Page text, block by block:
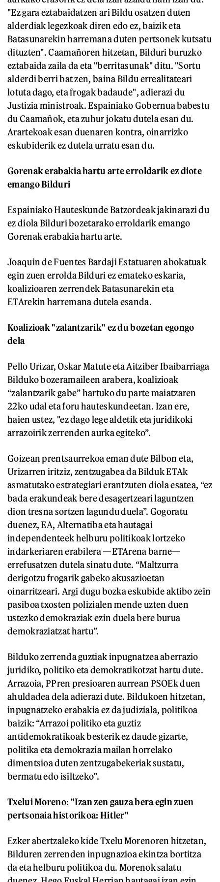
"Ez gara eztabaidatzen ari Bildu osatzen duten
alderdiak legezkoak diren edo ez, baizik eta
Batasunarekin harremana duten pertsonek kutsatu
dituzten". Caamañoren hitzetan, Bilduri buruzko
eztabaida zaila da eta "berritasunak" ditu. "Sortu
alderdi berri bat zen, baina Bildu errealitateari
lotuta dago, eta frogak badaude", adierazi du
Justizia ministroak. Espainiako Gobernua babestu
du Caamañok, eta zuhur jokatu dutela esan du.
Arartekoak esan duenaren kontra, oinarrizko
eskubiderik ez dutela urratu esan du.
Gorenak erabakia hartu arte erroldarik ez diote
emango Bilduri
Espainiako Hauteskunde Batzordeak jakinarazi du
ez diola Bilduri bozetarako erroldarik emango
Gorenak erabakia hartu arte.
Joaquin de Fuentes Bardaji Estatuaren abokatuak
egin zuen errolda Bilduri ez emateko eskaria,
koalizioaren zerrendek Batasunarekin eta
ETArekin harremana dutela esanda.
Koalizioak "zalantzarik" ez du bozetan egongo
dela
Pello Urizar, Oskar Matute eta Aitziber Ibaibarriaga
Bilduko bozeramaileen arabera, koalizioak
“zalantzarik gabe” hartuko du parte maiatzaren
22ko udal eta foru hauteskundeetan. Izan ere,
haien ustez, "ez dago lege aldetik eta juridikoki
arrazoirik zerrenden aurka egiteko”.
Goizean prentsaurrekoa eman dute Bilbon eta,
Urizarren iritziz, zentzugabea da Bilduk ETAk
asmatutako estrategiari erantzuten diola esatea, “ez
bada erakundeak bere desagertzeari laguntzen
dion tresna sortzen lagundu duela”. Gogoratu
duenez, EA, Alternatiba eta hautagai
independenteek helburu politikoak lortzeko
indarkeriaren erabilera —ETArena barne—
errefusatzen dutela sinatu dute. “Maltzurra
derigotzu frogarik gabeko akusazioetan
oinarritzeari. Argi dugu bozka eskubide aktibo zein
pasiboa txosten polizialen mende uzten duen
ustezko demokraziak ezin duela bere burua
demokraziatzat hartu”.
Bilduko zerrenda guztiak inpugnatzea aberrazio
juridiko, politiko eta demokratikotzat hartu dute.
Arrazoia, PPren presioaren aurrean PSOEk duen
ahuldadea dela adierazi dute. Bildukoen hitzetan,
inpugnatzeko erabakia ez da judiziala, politikoa
baizik: “Arrazoi politiko eta guztiz
antidemokratikoak besterik ez daude gizarte,
politika eta demokrazia mailan horrelako
dimentsioa duten zentzugabekeriak sustatu,
bermatu edo isiltzeko”.
Txelui Moreno: "Izan zen gauza bera egin zuen
pertsonaia historikoa: Hitler"
Ezker abertzaleko kide Txelu Morenoren hitzetan,
Bilduren zerrenden inpugnazioa ekintza bortitza
da eta helburu politikoa du. Morenok salatu